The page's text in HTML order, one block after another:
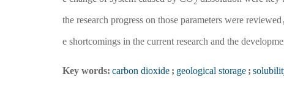
the research progress on those parameters were
e shortcomings in the current research and the
Key words: carbon dioxide ; geological storage ;